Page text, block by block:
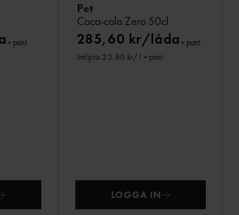
+ pant
Pet
Coca-cola Zero 50cl
285,60 kr/låda+ pant
Jmf.pris 23,80 kr/ l + pant
LOGGA IN